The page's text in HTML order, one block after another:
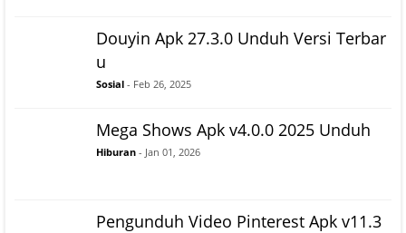
Douyin Apk 27.3.0 Unduh Versi Terbar
u
Sosial - Feb 26, 2025
Mega Shows Apk v4.0.0 2025 Unduh
Hiburan - Jan 01, 2026
Pengunduh Video Pinterest Apk v11.3